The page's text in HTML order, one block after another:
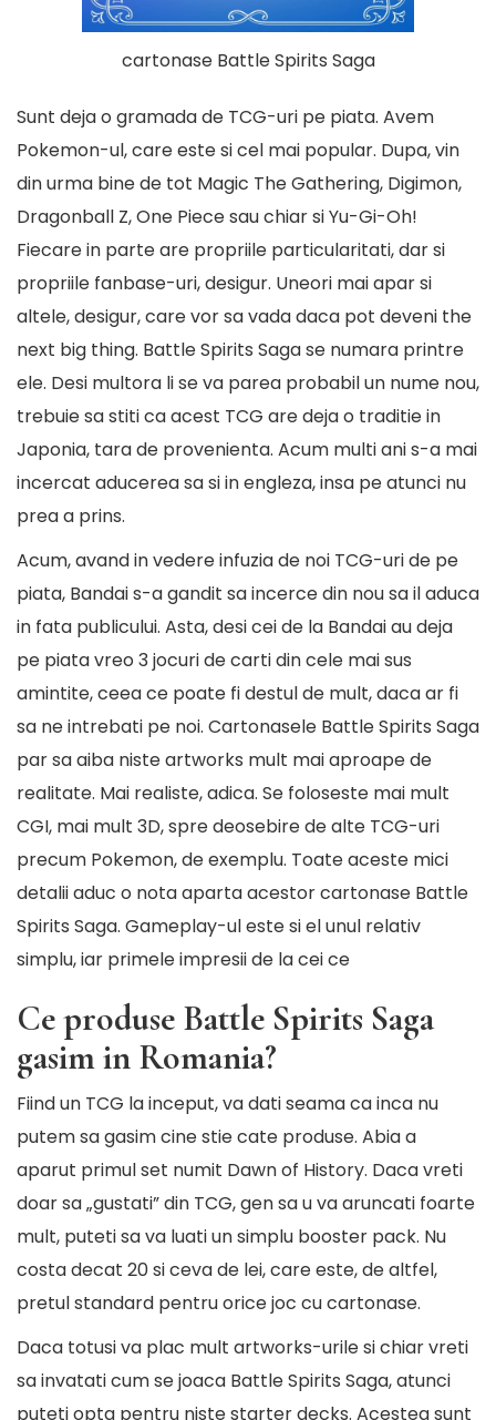
cartonase Battle Spirits Saga
Sunt deja o gramada de TCG-uri pe piata. Avem
Pokemon-ul, care este si cel mai popular. Dupa, vin
din urma bine de tot Magic The Gathering, Digimon,
Dragonball Z,One Piecesau chiar si Yu-Gi-Oh!
Fiecare in parte are propriile particularitati, dar si
propriile fanbase-uri, desigur. Uneori mai apar si
altele, desigur, care vor sa vada daca pot deveni the
next big thing. Battle Spirits Saga se numara printre
ele. Desi multora li se va parea probabil un nume nou,
trebuie sa stiti ca acest TCG are deja o traditie in
Japonia, tara de provenienta. Acum multi ani s-a mai
incercat aducerea sa si in engleza, insa pe atunci nu
prea a prins.
Acum, avand in vedere infuzia de noi TCG-uri de pe
piata, Bandai s-a gandit sa incerce din nou sa il aduca
in fata publicului. Asta, desi cei de la Bandai au deja
pe piata vreo 3 jocuri de carti din cele mai sus
amintite, ceea ce poate fi destul de mult, daca ar fi
sa ne intrebati pe noi. Cartonasele Battle Spirits Saga
par sa aiba niste artworks mult mai aproape de
realitate. Mai realiste, adica. Se foloseste mai mult
CGI, mai mult 3D, spre deosebire de alte TCG-uri
precum Pokemon, de exemplu. Toate aceste mici
detalii aduc o nota aparta acestor cartonase Battle
Spirits Saga. Gameplay-ul este si el unul relativ
simplu, iar primele impresii de la cei ce
Ce produse Battle Spirits Saga
gasim in Romania?
Fiind un TCG la inceput, va dati seama ca inca nu
putem sa gasim cine stie cate produse. Abia a
aparut primul set numit Dawn of History. Daca vreti
doar sa „gustati” din TCG, gen sa u va aruncati foarte
mult, puteti sa va luati un simplu booster pack. Nu
costa decat 20 si ceva de lei, care este, de altfel,
pretul standard pentru orice joc cu cartonase.
Daca totusi va plac mult artworks-urile si chiar vreti
sa invatati cum se joaca Battle Spirits Saga, atunci
puteti opta pentru niste starter decks. Acestea sunt